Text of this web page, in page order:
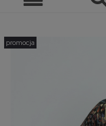
promocja